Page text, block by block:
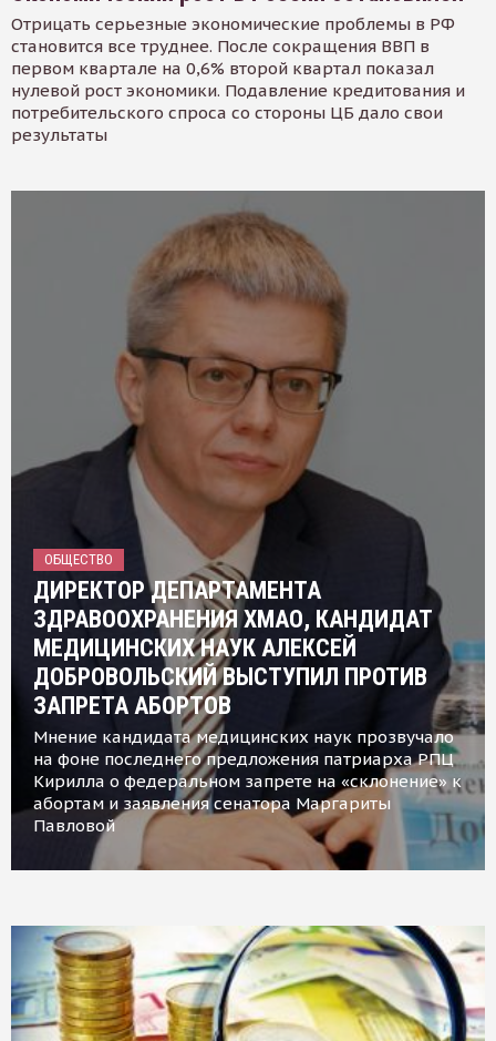
Отрицать серьезные экономические проблемы в РФ
становится все труднее. После сокращения ВВП в
первом квартале на 0,6% второй квартал показал
нулевой рост экономики. Подавление кредитования и
потребительского спроса со стороны ЦБ дало свои
результаты
ОБЩЕСТВО
ДИРЕКТОР ДЕПАРТАМЕНТА
ЗДРАВООХРАНЕНИЯ ХМАО, КАНДИДАТ
МЕДИЦИНСКИХ НАУК АЛЕКСЕЙ
ДОБРОВОЛЬСКИЙ ВЫСТУПИЛ ПРОТИВ
ЗАПРЕТА АБОРТОВ
Мнение кандидата медицинских наук прозвучало
на фоне последнего предложения патриарха РПЦ
Кирилла о федеральном запрете на «склонение» к
абортам и заявления сенатора Маргариты
Павловой